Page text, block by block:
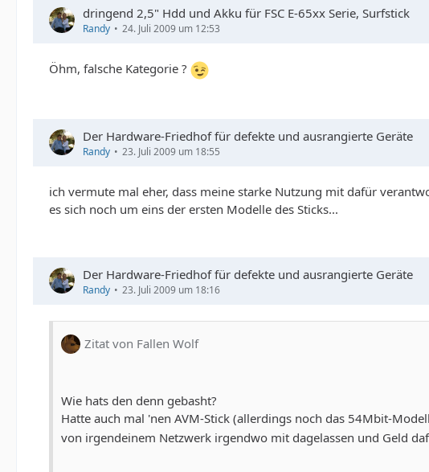
dringend 2,5" Hdd und Akku für FSC E-65xx Serie, Surfstick
Randy 24. Juli 2009 um 12:53
Öhm, falsche Kategorie ?
Der Hardware-Friedhof für defekte und ausrangierte Geräte
Randy 23. Juli 2009 um 18:55
ich vermute mal eher, dass meine starke Nutzung mit dafür
es sich noch um eins der ersten Modelle des Sticks...
Der Hardware-Friedhof für defekte und ausrangierte Geräte
Randy 23. Juli 2009 um 18:16
Zitat von Fallen Wolf
Wie hats den denn gebasht?
Hatte auch mal 'nen AVM-Stick (allerdings noch das 54Mbit-
von irgendeinem Netzwerk irgendwo mit dagelassen und Geld